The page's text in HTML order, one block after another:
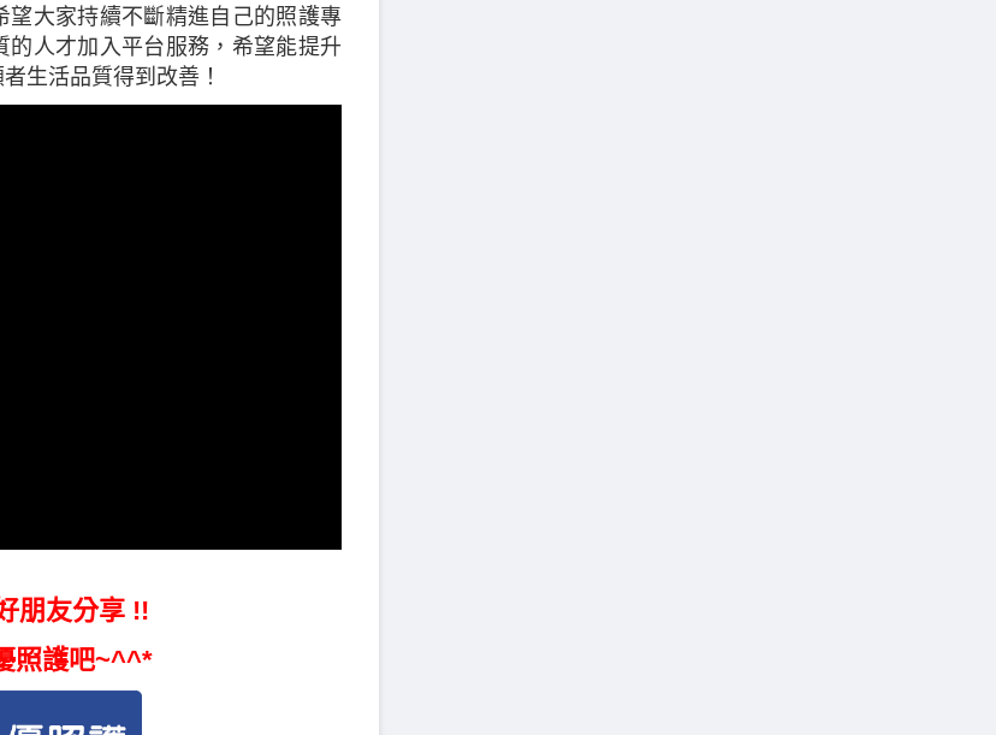
大家持續不斷精進自己的照護專
人才加入平台服務，希望能提升
生活品質得到改善！
朋友分享 !!
照護吧~^^*